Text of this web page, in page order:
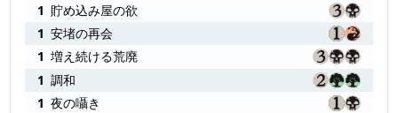
1 貯め込み屋の欲
1 安堵の再会
1 増え続ける荒廃
1 調和
1 夜の囁き